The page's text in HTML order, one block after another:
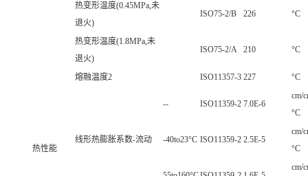
热性能
热变形温度(0.45MPa,未
退火)
ISO75-2/B 226 °C
热变形温度(1.8MPa,未
退火)
ISO75-2/A 210 °C
熔融温度2 ISO11357-3 227 °C
线形热膨胀系数-流动
-- ISO11359-2 7.0E-6
cm/
°C
-40to23°C ISO11359-2 2.5E-5
cm/
°C
cm/